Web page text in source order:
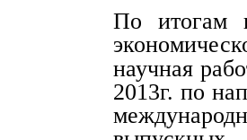
По итогам
научная
2013г. по